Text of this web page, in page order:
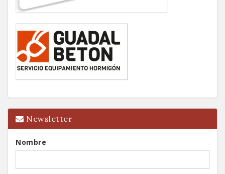
Newsletter
Nombre